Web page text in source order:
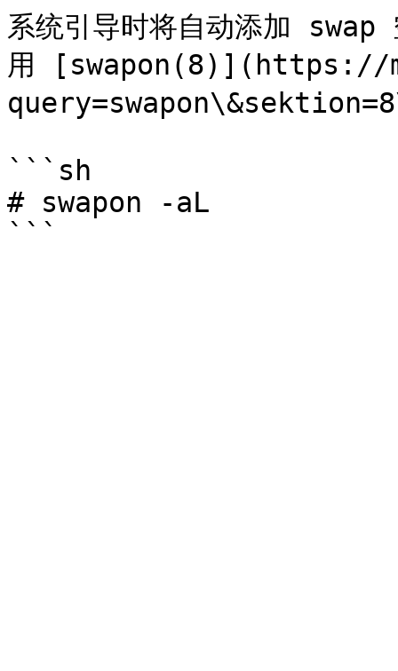
系统引导时将自动添加
用 [swapon(8)](https://
```sh
# swapon -aL